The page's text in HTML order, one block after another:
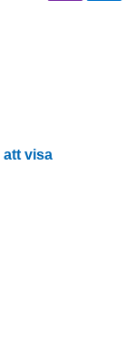
att visa